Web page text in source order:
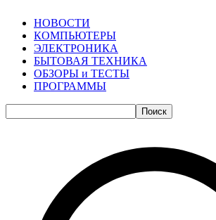
НОВОСТИ
КОМПЬЮТЕРЫ
ЭЛЕКТРОНИКА
БЫТОВАЯ ТЕХНИКА
ОБЗОРЫ и ТЕСТЫ
ПРОГРАММЫ
Поиск